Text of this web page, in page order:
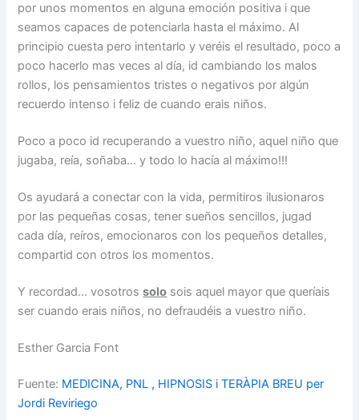
por unos momentos en alguna emoción positiva i que
seamos capaces de potenciarla hasta el máximo. Al
principio cuesta pero intentarlo y veréis el resultado, poco a
poco hacerlo mas veces al día, id cambiando los malos
rollos, los pensamientos tristes o negativos por algún
recuerdo intenso i feliz de cuando erais niños.
Poco a poco id recuperando a vuestro niño, aquel niño que
jugaba, reía, soñaba… y todo lo hacía al máximo!!!
Os ayudará a conectar con la vida, permitiros ilusionaros
por las pequeñas cosas, tener sueños sencillos, jugad
cada día, reíros, emocionaros con los pequeños detalles,
compartid con otros los momentos.
Y recordad… vosotrossolo sois aquel mayor que queríais
ser cuando erais niños, no defraudéis a vuestro niño.
Esther Garcia Font
Fuente: MEDICINA, PNL , HIPNOSIS i TERÀPIA BREU per
Jordi Reviriego